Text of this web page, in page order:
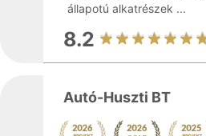
állapotú alkatrészek ...
8.2
Autó-Huszti BT